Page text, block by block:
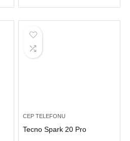
CEP TELEFONU
Tecno Spark 20 Pro